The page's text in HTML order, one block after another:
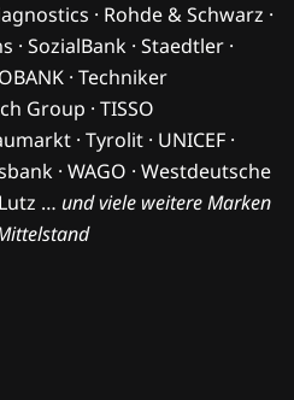
· Rohde & Schwarz ·
· SozialBank · Staedtler ·
· Techniker
Group · TISSO
· Tyrolit · UNICEF ·
· WAGO · Westdeutsche
… und viele weitere Marken